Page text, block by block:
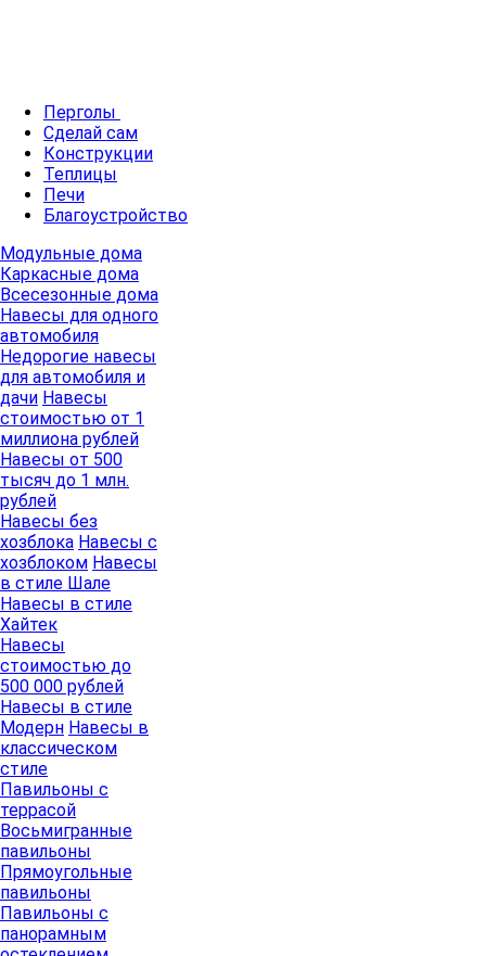
Перголы
Сделай сам
Конструкции
Теплицы
Печи
Благоустройство
Модульные дома
Каркасные дома
Всесезонные дома
Навесы для одного
автомобиля
Недорогие навесы
для автомобиля и
дачи Навесы
стоимостью от 1
миллиона рублей
Навесы от 500
тысяч до 1 млн.
рублей
Навесы без
хозблока Навесы с
хозблоком Навесы
в стиле Шале
Навесы в стиле
Хайтек
Навесы
стоимостью до
500 000 рублей
Навесы в стиле
Модерн Навесы в
классическом
стиле
Павильоны с
террасой
Восьмигранные
павильоны
Прямоугольные
павильоны
Павильоны с
панорамным